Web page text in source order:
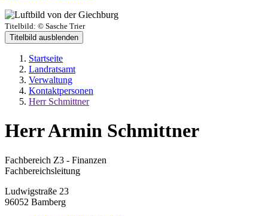
Titelbild: © Sasche Trier
Titelbild ausblenden
Startseite
Landratsamt
Verwaltung
Kontaktpersonen
Herr Schmittner
Herr Armin Schmittner
Fachbereich Z3 - Finanzen
Fachbereichsleitung
Ludwigstraße 23
96052 Bamberg